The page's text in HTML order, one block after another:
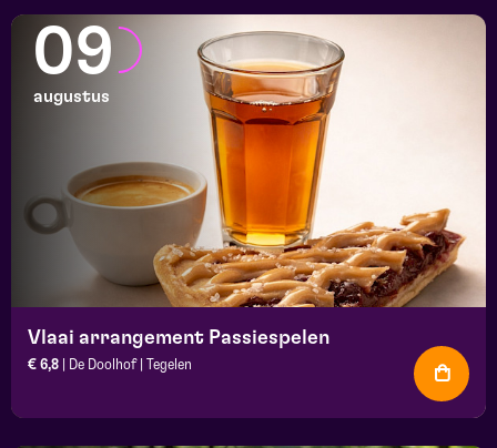
09
augustus
Vlaai arrangement Passiespelen
€ 6,8 | De Doolhof | Tegelen